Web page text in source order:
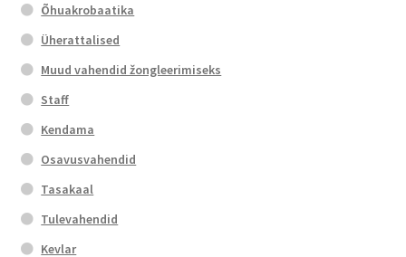
Õhuakrobaatika
Üherattalised
Muud vahendid žongleerimiseks
Staff
Kendama
Osavusvahendid
Tasakaal
Tulevahendid
Kevlar